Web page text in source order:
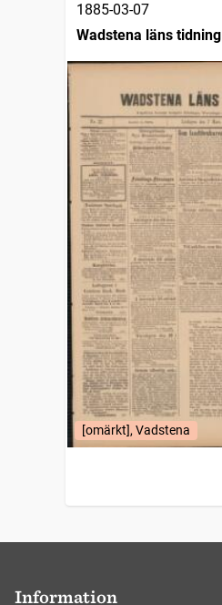
1885-03-07
Wadstena läns tidning
[omärkt], Vadstena
Information